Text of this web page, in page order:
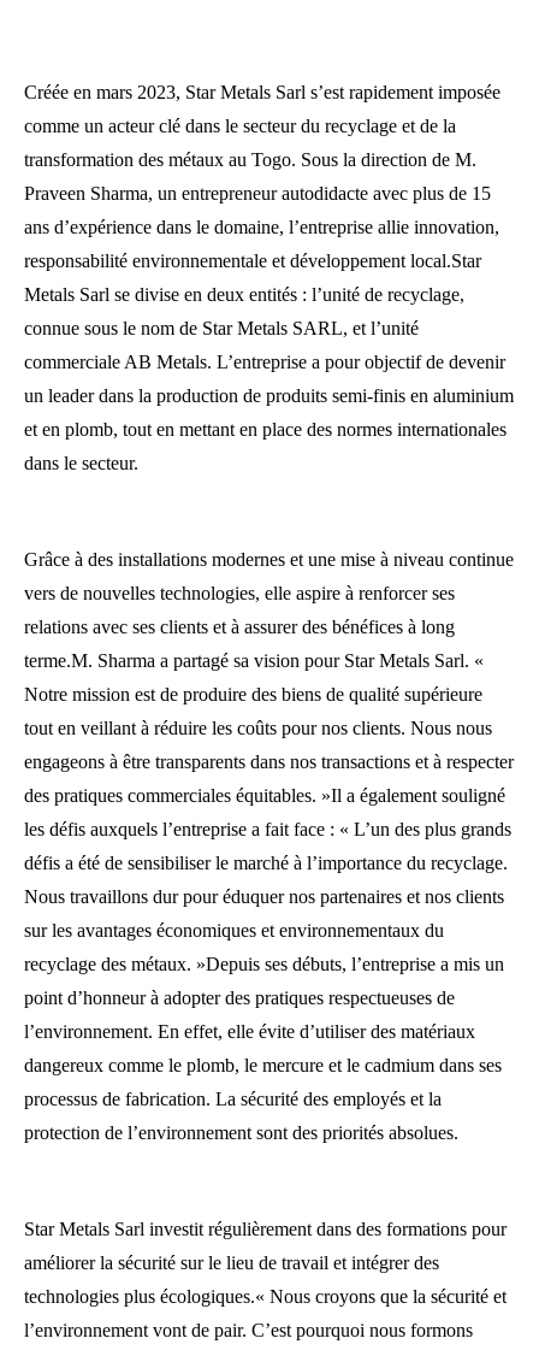
Créée en mars 2023, Star Metals Sarl s’est rapidement imposée
comme un acteur clé dans le secteur du recyclage et de la
transformation des métaux au Togo. Sous la direction de M.
Praveen Sharma, un entrepreneur autodidacte avec plus de 15
ans d’expérience dans le domaine, l’entreprise allie innovation,
responsabilité environnementale et développement local.Star
Metals Sarl se divise en deux entités : l’unité de recyclage,
connue sous le nom de Star Metals SARL, et l’unité
commerciale AB Metals. L’entreprise a pour objectif de devenir
un leader dans la production de produits semi-finis en aluminium
et en plomb, tout en mettant en place des normes internationales
dans le secteur.
Grâce à des installations modernes et une mise à niveau continue
vers de nouvelles technologies, elle aspire à renforcer ses
relations avec ses clients et à assurer des bénéfices à long
terme.M. Sharma a partagé sa vision pour Star Metals Sarl. «
Notre mission est de produire des biens de qualité supérieure
tout en veillant à réduire les coûts pour nos clients. Nous nous
engageons à être transparents dans nos transactions et à respecter
des pratiques commerciales équitables. »Il a également souligné
les défis auxquels l’entreprise a fait face : « L’un des plus grands
défis a été de sensibiliser le marché à l’importance du recyclage.
Nous travaillons dur pour éduquer nos partenaires et nos clients
sur les avantages économiques et environnementaux du
recyclage des métaux. »Depuis ses débuts, l’entreprise a mis un
point d’honneur à adopter des pratiques respectueuses de
l’environnement. En effet, elle évite d’utiliser des matériaux
dangereux comme le plomb, le mercure et le cadmium dans ses
processus de fabrication. La sécurité des employés et la
protection de l’environnement sont des priorités absolues.
Star Metals Sarl investit régulièrement dans des formations pour
améliorer la sécurité sur le lieu de travail et intégrer des
technologies plus écologiques.« Nous croyons que la sécurité et
l’environnement vont de pair. C’est pourquoi nous formons